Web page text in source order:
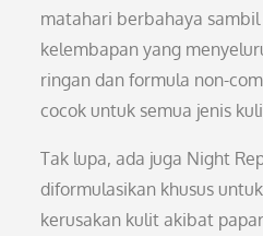
matahari berbahaya
kelembapan yang
ringan dan formula non-
cocok untuk semua jenis
Tak lupa, ada juga Night
diformulasikan khusus
kerusakan kulit akibat